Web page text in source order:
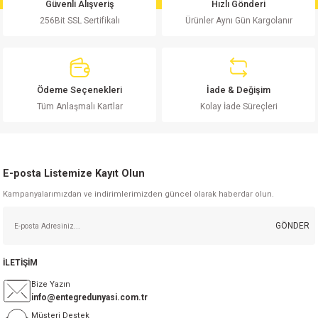
Bu ürüne benzer farklı alternatifler olmalı.
Güvenli Alışveriş
256Bit SSL Sertifikalı
Hızlı Gönderi
Ürünler Aynı Gün Kargolanır
Ödeme Seçenekleri
Tüm Anlaşmalı Kartlar
İade & Değişim
Kolay İade Süreçleri
E-posta Listemize Kayıt Olun
Kampanyalarımızdan ve indirimlerimizden güncel olarak haberdar olun.
GÖNDER
İLETİŞİM
Bize Yazın
info@entegredunyasi.com.tr
Müşteri Destek